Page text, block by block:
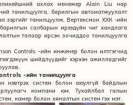
ахлах менежер Alain Liu нар
танилцуулга, барилгын автоматжуулалт
зэргийг танилцуулж, Вертексмон ХХК -ийн
барилгын салбарын ирээдүйн чиг хандлага
талаар ирсэн зочиддоо танилцуулга
Controls -ийн инженер болон илтгэгчид
шийдлүүдийг хэрхэн ажилладгийг
-ийн танилцуулга
нэвтрэх систем болон аюулгүй байдлын
компани юм. Тухайлбал галын
камер болон хяналтын систем гэх мэт.